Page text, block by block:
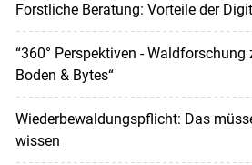
Forstliche Beratung: Vorteile der
“360° Perspektiven -
Boden & Bytes“
Wiederbewaldungspflicht: Das
wissen